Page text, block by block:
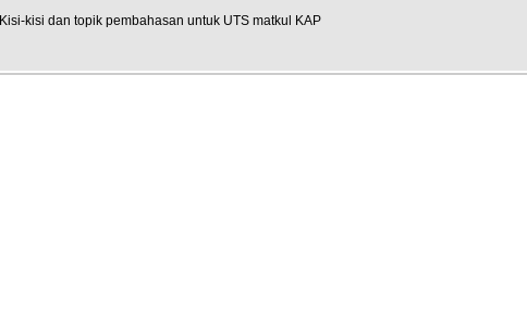
Kisi-kisi dan topik pembahasan untuk UTS matkul KAP